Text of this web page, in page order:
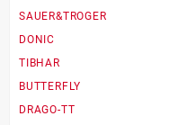
SAUER&TROGER
DONIC
TIBHAR
BUTTERFLY
DRAGO-TT